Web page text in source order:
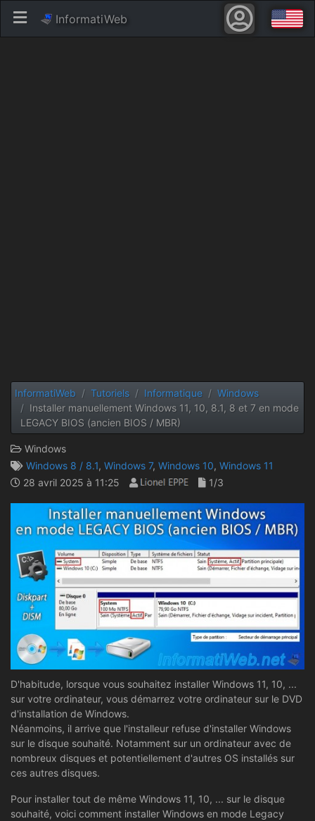
InformatiWeb
InformatiWeb Tutoriels Informatique
Windows
Installer manuellement Windows 11, 10, 8.1, 8 et 7 en mode
LEGACY BIOS (ancien BIOS / MBR)
Windows
Windows 8 / 8.1, Windows 7, Windows 10, Windows 11
28 avril 2025 à 11:25
1/3
D'habitude, lorsque vous souhaitez installer Windows 11, 10, ...
sur votre ordinateur, vous démarrez votre ordinateur sur le DVD
d'installation de Windows.
Néanmoins, il arrive que l'installeur refuse d'installer Windows
sur le disque souhaité. Notamment sur un ordinateur avec de
nombreux disques et potentiellement d'autres OS installés sur
ces autres disques.
Pour installer tout de même Windows 11, 10, ... sur le disque
souhaité, voici comment installer Windows en mode Legacy